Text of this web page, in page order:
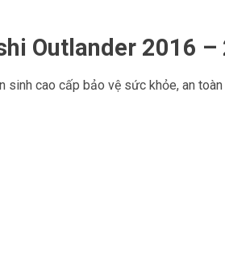
Outlander 2016
cao cấp bảo vệ sức khỏe, an